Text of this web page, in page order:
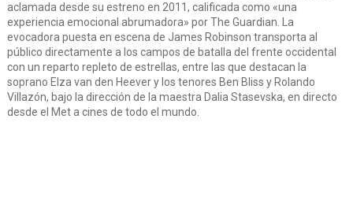
aclamada desde su estreno en 2011, calificada como «una
experiencia emocional abrumadora» por The Guardian. La
evocadora puesta en escena de James Robinson transporta al
público directamente a los campos de batalla del frente occidental
con un reparto repleto de estrellas, entre las que destacan la
soprano Elza van den Heever y los tenores Ben Bliss y Rolando
Villazón, bajo la dirección de la maestra Dalia Stasevska, en directo
desde el Met a cines de todo el mundo.